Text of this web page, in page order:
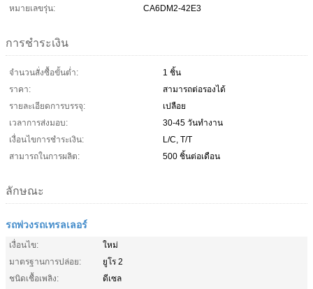
หมายเลขรุ่น:
CA6DM2-42E3
การชำระเงิน
จำนวนสั่งซื้อขั้นต่ำ:
1 ชิ้น
ราคา:
สามารถต่อรองได้
รายละเอียดการบรรจุ:
เปลือย
เวลาการส่งมอบ:
30-45 วันทำงาน
เงื่อนไขการชำระเงิน:
L/C, T/T
สามารถในการผลิต:
500 ชิ้นต่อเดือน
ลักษณะ
รถพ่วงรถเทรลเลอร์
เงื่อนไข:
ใหม่
มาตรฐานการปล่อย:
ยูโร 2
ชนิดเชื้อเพลิง:
ดีเซล